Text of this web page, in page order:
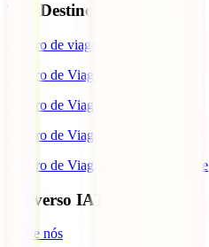
Top Destinos
Seguro de viagem para o Japão
Seguro de Viagem para os EUA
Seguro de Viagem para o Brasil
Seguro de Viagem para Tailândia
Seguro de Viagem para Cabo Verde
Universo IATI
Sobre nós